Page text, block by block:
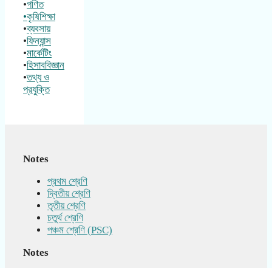
•গণিত
•কৃষিশিক্ষা
•ব্যবসায়
•ফিন্যান্স
•মার্কেটিং
•হিসাববিজ্ঞান
•তথ্য ও
প্রযুক্তি
Notes
প্রথম শ্রেণি
দ্বিতীয় শ্রেণি
তৃতীয় শ্রেণি
চতুর্থ শ্রেণি
পঞ্চম শ্রেণি (PSC)
Notes